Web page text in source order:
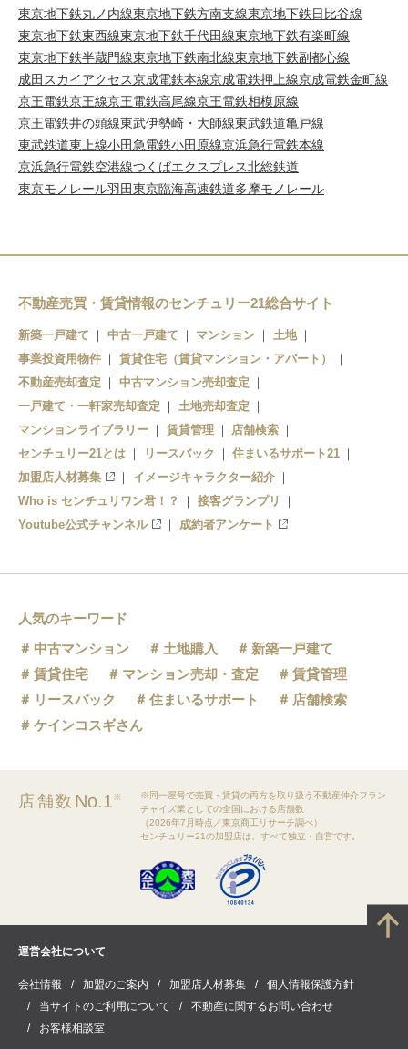
東京地下鉄丸ノ内線東京地下鉄方南支線東京地下鉄日比谷線
東京地下鉄東西線東京地下鉄千代田線東京地下鉄有楽町線
東京地下鉄半蔵門線東京地下鉄南北線東京地下鉄副都心線
成田スカイアクセス京成電鉄本線京成電鉄押上線京成電鉄金町線
京王電鉄京王線京王電鉄高尾線京王電鉄相模原線
京王電鉄井の頭線東武伊勢崎・大師線東武鉄道亀戸線
東武鉄道東上線小田急電鉄小田原線京浜急行電鉄本線
京浜急行電鉄空港線つくばエクスプレス北総鉄道
東京モノレール羽田東京臨海高速鉄道多摩モノレール
不動産売買・賃貸情報のセンチュリー21総合サイト
新築一戸建て 中古一戸建て マンション
土地
事業投資用物件
賃貸住宅（賃貸マンション・アパート）
不動産売却査定
中古マンション売却査定
一戸建て・一軒家売却査定
土地売却査定
マンションライブラリー
賃貸管理
店舗検索
センチュリー21とは
リースバック
住まいるサポート21
加盟店人材募集
イメージキャラクター紹介
Who is センチュリワン君！？
接客グランプリ
Youtube公式チャンネル
成約者アンケート
人気のキーワード
中古マンション
土地購入
新築一戸建て
賃貸住宅
マンション売却・査定
賃貸管理
リースバック
住まいるサポート
店舗検索
ケインコスギさん
店舗数 No.1※
※同一屋号で売買・賃貸の両方を取り扱う不動産仲介フラン
チャイズ業としての全国における店舗数
（2026年7月時点／東京商工リサーチ調べ）
センチュリー21の加盟店は、すべて独立・自営です。
運営会社について
会社情報 加盟のご案内 加盟店人材募集
個人情報保護方針
当サイトのご利用について
不動産に関するお問い合わせ
お客様相談室